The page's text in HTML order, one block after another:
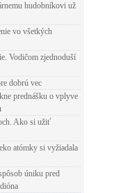
hudobníkovi už
vo všetkých
Vodičom zjednoduší
dobrú vec
prednášku o vplyve
Ako si užiť
atómky si vyžiadala
úniku pred